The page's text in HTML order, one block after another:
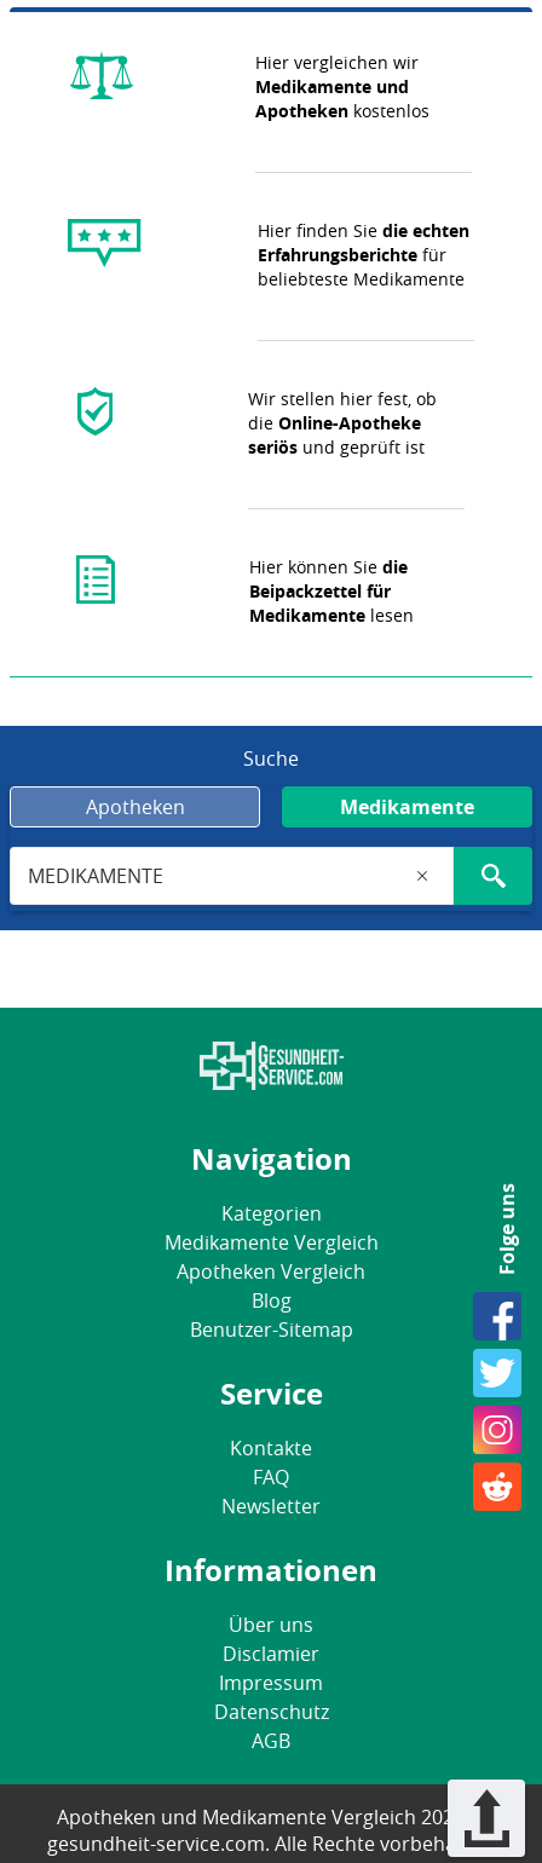
Hier vergleichen wir
Medikamente und
Apothekenkostenlos
Hier finden Sie die echten
Erfahrungsberichtefür
beliebteste Medikamente
Wir stellen hier fest, ob
dieOnline-Apotheke
seriös und geprüft ist
Hier können Sie die
Beipackzettel für
Medikamentelesen
Suche
Apotheken
Medikamente
Navigation
Kategorien
Medikamente Vergleich
Apotheken Vergleich
Blog
Benutzer-Sitemap
Service
Kontakte
FAQ
Newsletter
Informationen
Über uns
Disclamier
Impressum
Datenschutz
AGB
Folge uns
Apotheken und Medikamente Vergleich 2025 ©
gesundheit-service.com. Alle Rechte vorbehalten.